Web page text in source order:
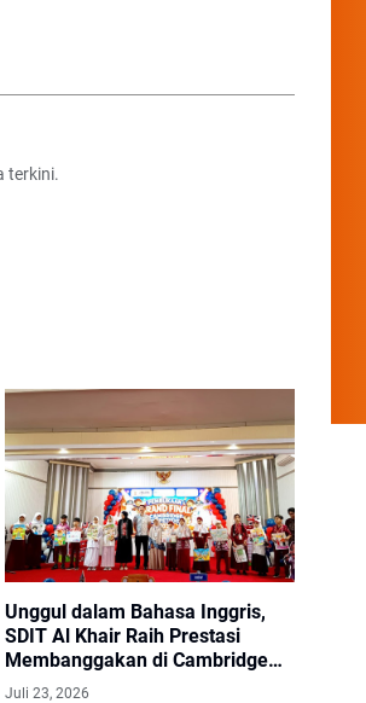
terkini.
Unggul dalam Bahasa Inggris,
SDIT Al Khair Raih Prestasi
Membanggakan di Cambridge
Competition 2026 HST
Juli 23, 2026